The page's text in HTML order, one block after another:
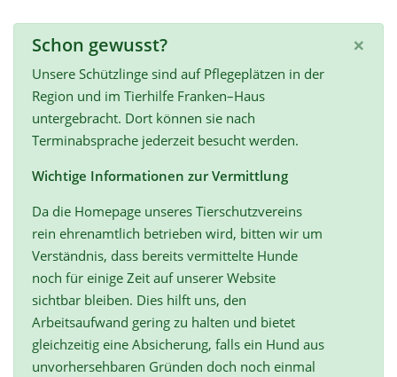
×
Schon gewusst?
Unsere Schützlinge sind auf Pflegeplätzen in der
Region und im Tierhilfe Franken–Haus
untergebracht. Dort können sie nach
Terminabsprache jederzeit besucht werden.
Wichtige Informationen zur Vermittlung
Da die Homepage unseres Tierschutzvereins
rein ehrenamtlich betrieben wird, bitten wir um
Verständnis, dass bereits vermittelte Hunde
noch für einige Zeit auf unserer Website
sichtbar bleiben. Dies hilft uns, den
Arbeitsaufwand gering zu halten und bietet
gleichzeitig eine Absicherung, falls ein Hund aus
unvorhersehbaren Gründen doch noch einmal